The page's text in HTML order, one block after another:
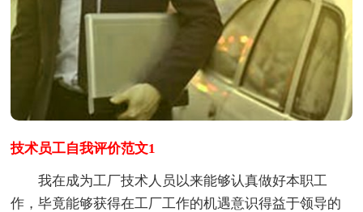
技术员工自我评价范文1
我在成为工厂技术人员以来能够认真做好本职工
作，毕竟能够获得在工厂工作的机遇意识得益于领导的